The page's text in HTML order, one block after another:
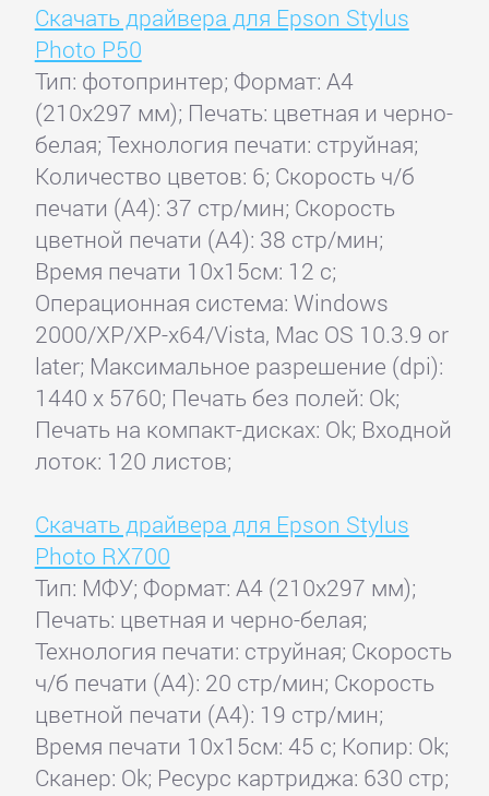
Скачать драйвера для Epson Stylus
Photo P50
Тип: фотопринтер; Формат: A4
(210x297 мм); Печать: цветная и черно-
белая; Технология печати: струйная;
Количество цветов: 6; Скорость ч/б
печати (А4): 37 стр/мин; Скорость
цветной печати (А4): 38 стр/мин;
Время печати 10x15см: 12 с;
Операционная система: Windows
2000/XP/XP-x64/Vista, Mac OS 10.3.9 or
later; Максимальное разрешение (dpi):
1440 x 5760; Печать без полей: Ok;
Печать на компакт-дисках: Ok; Входной
лоток: 120 листов;
Скачать драйвера для Epson Stylus
Photo RX700
Тип: МФУ; Формат: A4 (210x297 мм);
Печать: цветная и черно-белая;
Технология печати: струйная; Скорость
ч/б печати (А4): 20 стр/мин; Скорость
цветной печати (А4): 19 стр/мин;
Время печати 10x15см: 45 с; Копир: Ok;
Сканер: Ok; Ресурс картриджа: 630 стр;